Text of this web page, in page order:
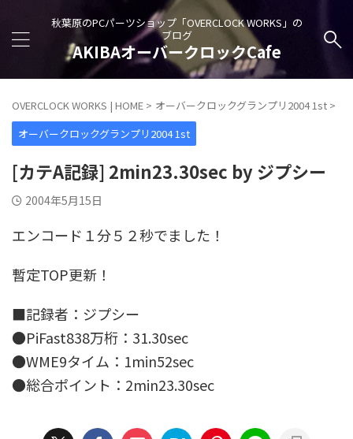
秋葉原のPCパーツショップ「OVERCLOCK WORKS」の
ブログ
AKIBAオーバークロックCafe
OVERCLOCK WORKS | HOME > オーバークロックグランプリ2004 1st >
オーバークロックグランプリ2004 1st
[カテA記録] 2min23.30sec by ジプシー
2004年5月15日
エンコード１分５２秒でました！
暫定TOP更新！
■記録者：ジプシー
●PiFast838万桁：31.30sec
●WME9タイム：1min52sec
●総合ポイント：2min23.30sec